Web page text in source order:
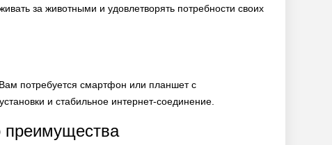
за животными и удовлетворять потребности своих
потребуется смартфон или планшет с
и стабильное интернет-соединение.
преимущества